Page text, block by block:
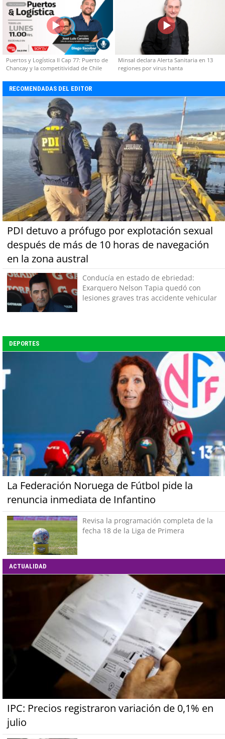
Puertos y Logística II Cap 77: Puerto de
Chancay y la competitividad de Chile
Minsal declara Alerta Sanitaria en 13
regiones por virus hanta
RECOMENDADAS DEL EDITOR
PDI detuvo a prófugo por explotación sexual
después de más de 10 horas de navegación
en la zona austral
Conducía en estado de ebriedad:
Exarquero Nelson Tapia quedó con
lesiones graves tras accidente vehicular
DEPORTES
La Federación Noruega de Fútbol pide la
renuncia inmediata de Infantino
Revisa la programación completa de la
fecha 18 de la Liga de Primera
ACTUALIDAD
IPC: Precios registraron variación de 0,1% en
julio